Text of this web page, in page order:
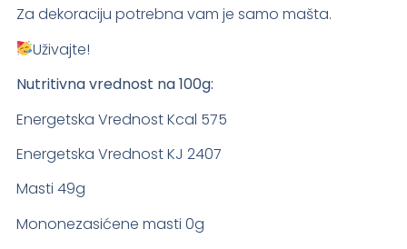
Za dekoraciju potrebna vam je samo mašta.
Uživajte!
Nutritivna vrednost na 100g:
Energetska Vrednost Kcal 575
Energetska Vrednost KJ 2407
Masti 49g
Mononezasićene masti 0g